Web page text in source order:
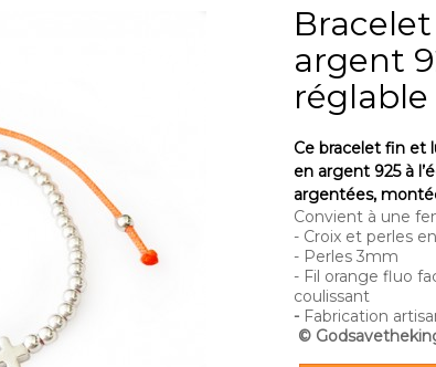
argent
réglable
Ce bracelet fin et
en argent 925à
argentées,
Convient à une
- Croix et perles
- Perles 3mm
- Fil orange fluo
coulissant
- Fabrication
©